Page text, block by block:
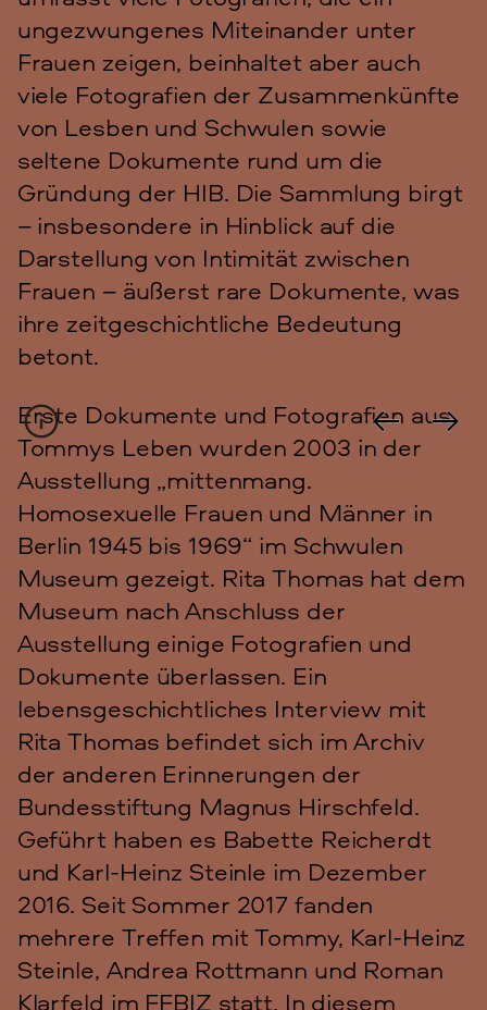
ungezwungenes Miteinander unter
Frauen zeigen, beinhaltet aber auch
viele Fotografien der Zusammenkünfte
von Lesben und Schwulen sowie
seltene Dokumente rund um die
Gründung der HIB. Die Sammlung birgt
– insbesondere in Hinblick auf die
Darstellung von Intimität zwischen
Frauen – äußerst rare Dokumente, was
ihre zeitgeschichtliche Bedeutung
betont.
Objekttitel Motorrad von Rita Thomas
alias Tommy
Objektart Foto
Foto-Nr. TIF/JPG 7669
Signatur C Rep. 40 Acc. 4 Nr. 469 Berlin-
Ost 23 Fotosammlung Rita Thomas
Erste Dokumente und Fotografien aus
Tommys Leben wurden 2003 in der
Ausstellung „mittenmang.
Homosexuelle Frauen und Männer in
Berlin 1945 bis 1969“ im Schwulen
Museum gezeigt. Rita Thomas hat dem
Museum nach Anschluss der
Ausstellung einige Fotografien und
Dokumente überlassen. Ein
lebensgeschichtliches Interview mit
Rita Thomas befindet sich im Archiv
der anderen Erinnerungen der
Bundesstiftung Magnus Hirschfeld.
Geführt haben es Babette Reicherdt
und Karl-Heinz Steinle im Dezember
2016. Seit Sommer 2017 fanden
mehrere Treffen mit Tommy, Karl-Heinz
Steinle, Andrea Rottmann und Roman
Klarfeld im FFBIZ statt. In diesem